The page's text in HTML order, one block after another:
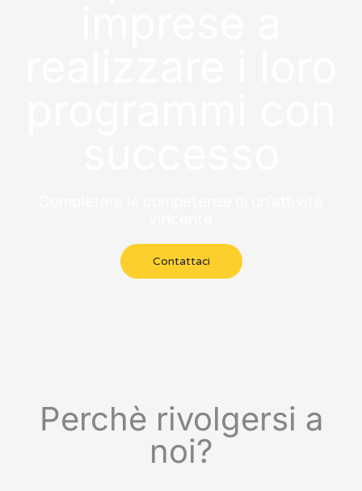
Contattaci
Perchè rivolgersi a
noi?